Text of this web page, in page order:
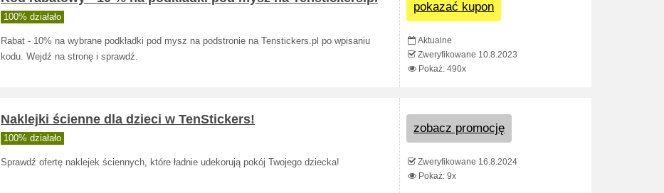
100% działało
Rabat - 10% na wybrane podkładki pod mysz na podstronie na Tenstickers.pl po wpisaniu
kodu. Wejdź na stronę i sprawdź.
pokazać kupon
Aktualne
Zweryfikowane 10.8.2023
Pokaż: 490x
Naklejki ścienne dla dzieci w TenStickers!
100% działało
Sprawdź ofertę naklejek ściennych, które ładnie udekorują pokój Twojego dziecka!
zobacz promocję
Zweryfikowane 16.8.2024
Pokaż: 9x